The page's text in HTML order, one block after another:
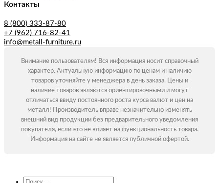
Контакты
8 (800) 333-87-80
+7 (962) 716-82-41
info@metall-furniture.ru
Внимание пользователям! Вся информация носит справочный
характер. Актуальную информацию по ценам и наличию
товаров уточняйте у менеджера в день заказа. Цены и
наличие товаров являются ориентировочными и могут
отличаться ввиду постоянного роста курса валют и цен на
металл! Производитель вправе незначительно изменять
внешний вид продукции без предварительного уведомления
покупателя, если это не влияет на функциональность товара.
Информация на сайте не является публичной офертой.
Искать: